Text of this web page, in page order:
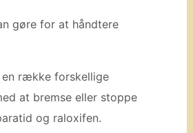
gøre for at håndtere
en række forskellige
at bremse eller stoppe
og raloxifen.